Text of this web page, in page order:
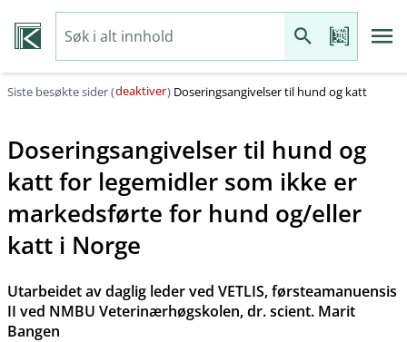
Siste besøkte sider (deaktiver) Doseringsangivelser til hund og katt
Doseringsangivelser til hund og
katt for legemidler som ikke er
markedsførte for hund og​/​eller
katt i Norge
Utarbeidet av daglig leder ved VETLIS, førsteamanuensis
II ved NMBU Veterinærhøgskolen, dr. scient. Marit
Bangen